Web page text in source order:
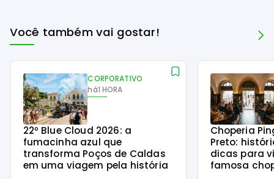
Você também vai gostar!
CORPORATIVO
há1 HORA
22º Blue Cloud 2026: a
fumacinha azul que
transforma Poços de Caldas
em uma viagem pela história
Choperia
Preto:
dicas para
famosa